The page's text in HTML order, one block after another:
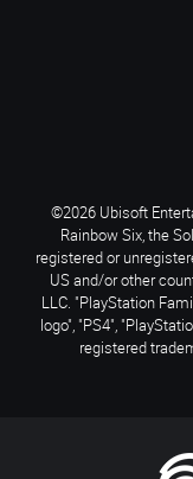
©2026 Ubisoft
Rainbow Six, the
registered or
US and/or other
LLC. "PlayStation
logo", "PS4",
registered